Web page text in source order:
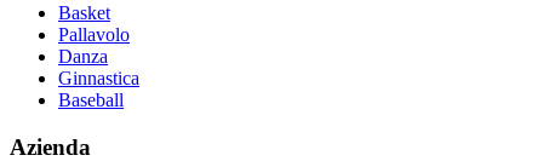
Basket
Pallavolo
Danza
Ginnastica
Baseball
Azienda